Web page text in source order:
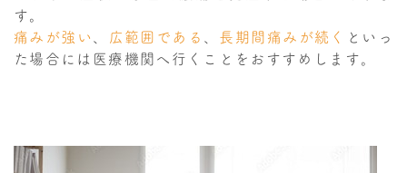
す。
痛みが強い、 広範囲である 、 長期間痛みが続く といっ
た場合には医療機関へ行くことをおすすめします。